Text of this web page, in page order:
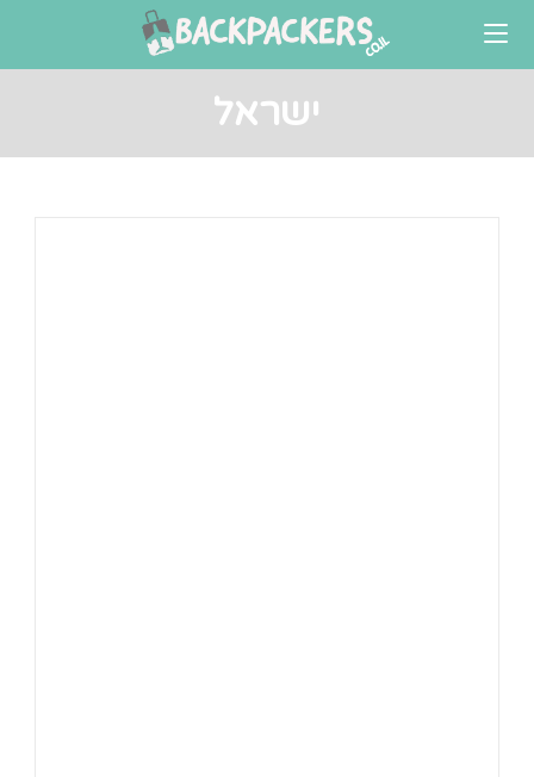
content
ישראל